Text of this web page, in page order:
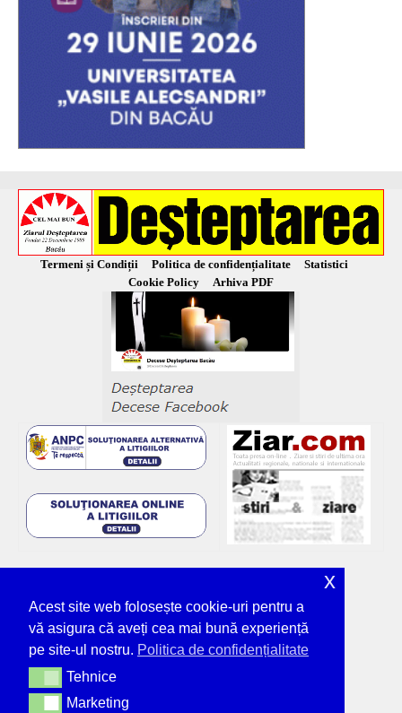
Termeni și Condiții Politica de confidențialitate
Statistici
Cookie Policy
Arhiva PDF
Acest site web folosește cookie-uri pentru a
vă asigura că aveți cea mai bună experiență
pe site-ul nostru. Politica de confidențialitate
TehniceTehnice
MarketingMarketing
x